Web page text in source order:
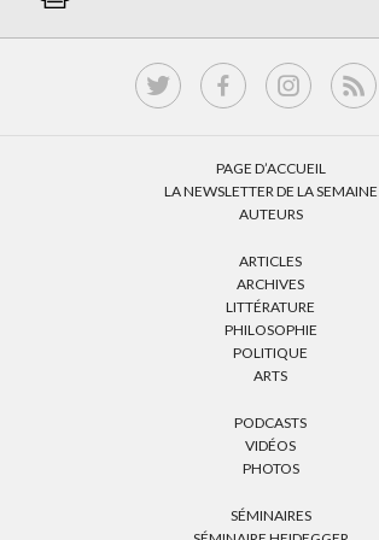
PAGE D’ACCUEIL
LA NEWSLETTER DE LA SEMAINE
AUTEURS
ARTICLES
ARCHIVES
LITTÉRATURE
PHILOSOPHIE
POLITIQUE
ARTS
PODCASTS
VIDÉOS
PHOTOS
SÉMINAIRES